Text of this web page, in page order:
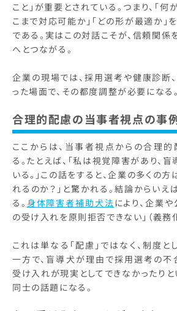
こと」が重要とされている。つまり、「何
こまで対応可能か」「どの形が最適か」
である。実はこの対話こそが、信頼関係
へとつながる。
企業の現場では、採用選考や健康診断
った場面で、その都度調整が必要になる。
合理的配慮の当事者視点の事
ここからは、当事者視点からの合理
る。たとえば、「私は視覚障害があり、
いる。」この話をすると、企業の多くの
れるのか？」と驚かれる。結論からいえ
る。 身体障害者補助犬法により、企業
の受け入れを原則拒否できない」（義務
これは単なる「配慮」ではなく、制度と
一方で、盲導犬が理由で採用選考の不
受け入れが現実としてできなかったりと
同士の話題になる。